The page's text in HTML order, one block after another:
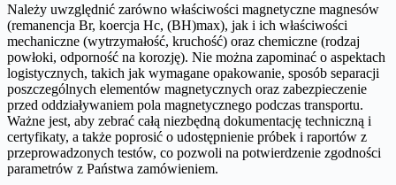
Należy uwzględnić zarówno właściwości magnetyczne magnesów
(remanencja Br, koercja Hc, (BH)max), jak i ich właściwości
mechaniczne (wytrzymałość, kruchość) oraz chemiczne (rodzaj
powłoki, odporność na korozję). Nie można zapominać o aspektach
logistycznych, takich jak wymagane opakowanie, sposób separacji
poszczególnych elementów magnetycznych oraz zabezpieczenie
przed oddziaływaniem pola magnetycznego podczas transportu.
Ważne jest, aby zebrać całą niezbędną dokumentację techniczną i
certyfikaty, a także poprosić o udostępnienie próbek i raportów z
przeprowadzonych testów, co pozwoli na potwierdzenie zgodności
parametrów z Państwa zamówieniem.